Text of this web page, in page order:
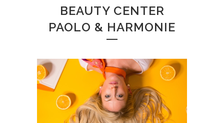
BEAUTY CENTER
PAOLO & HARMONIE